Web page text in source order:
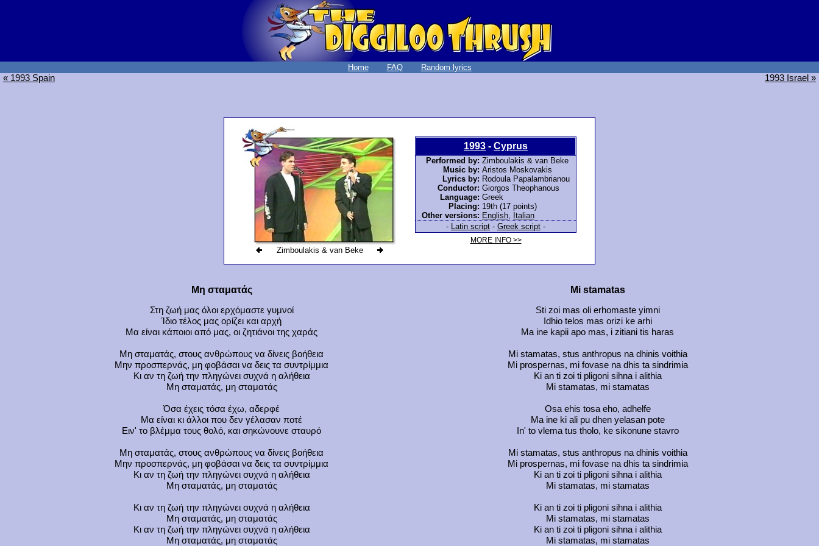
Home FAQ Random lyrics
« 1993 Spain 1993 Israel »
Zimboulakis & van Beke
1993 - Cyprus
Performed by: Zimboulakis & van Beke
Music by: Aristos Moskovakis
Lyrics by: Rodoula Papalambrianou
Conductor: Giorgos Theophanous
Language: Greek
Placing: 19th (17 points)
Other versions: English
Italian
-
Latin script - Greek script -
MORE INFO >>
Μη σταματάς Mi stamatas
Στη ζωή μας όλοι ερχόμαστε γυμνοί
Sti zoi mas oli erhomaste yimni
Ίδιο τέλος μας ορίζει και αρχή
Idhio telos mas orizi ke arhi
Μα είναι κάποιοι από μας, οι ζητιάνοι της χαράς
Ma ine kapii apo mas, i zitiani tis haras
Μη σταματάς, στους ανθρώπους να δίνεις βοήθεια
Mi stamatas, stus anthropus na dhinis voithia
Μην προσπερνάς, μη φοβάσαι να δεις τα συντρίμμια
Mi prospernas, mi fovase na dhis ta sindrimia
Κι αν τη ζωή την πληγώνει συχνά η αλήθεια
Ki an ti zoi ti pligoni sihna i alithia
Μη σταματάς, μη σταματάς
Mi stamatas, mi stamatas
Όσα έχεις τόσα έχω, αδερφέ
Osa ehis tosa eho, adhelfe
Μα είναι κι άλλοι που δεν γέλασαν ποτέ
Ma ine ki ali pu dhen yelasan pote
Ειν' το βλέμμα τους θολό, και σηκώνουνε σταυρό
In' to vlema tus tholo, ke sikonune stavro
Μη σταματάς, στους ανθρώπους να δίνεις βοήθεια
Mi stamatas, stus anthropus na dhinis voithia
Μην προσπερνάς, μη φοβάσαι να δεις τα συντρίμμια
Mi prospernas, mi fovase na dhis ta sindrimia
Κι αν τη ζωή την πληγώνει συχνά η αλήθεια
Ki an ti zoi ti pligoni sihna i alithia
Μη σταματάς, μη σταματάς
Mi stamatas, mi stamatas
Κι αν τη ζωή την πληγώνει συχνά η αλήθεια
Ki an ti zoi ti pligoni sihna i alithia
Μη σταματάς, μη σταματάς
Mi stamatas, mi stamatas
Κι αν τη ζωή την πληγώνει συχνά η αλήθεια
Ki an ti zoi ti pligoni sihna i alithia
Μη σταματάς, μη σταματάς
Mi stamatas, mi stamatas